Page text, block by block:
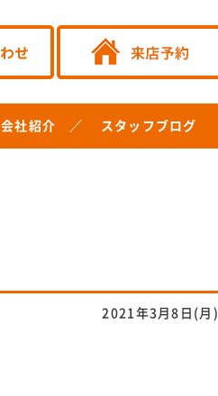
会社紹介 スタッフブログ
2021年3月8日(月)